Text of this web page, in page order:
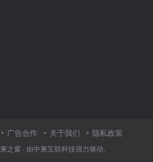
广告合作 关于我们 隐私政策
柬之窗 · 由中柬互联科技强力驱动.